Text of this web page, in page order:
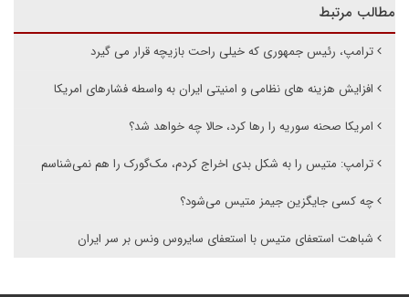
مطالب مرتبط
ترامپ، رئیس جمهوری که خیلی راحت بازیچه قرار می گیرد
افزایش هزینه های نظامی و امنیتی ایران به واسطه فشارهای امریکا
امریکا صحنه سوریه را رها کرد، حالا چه خواهد شد؟
ترامپ: متیس را به شکل بدی اخراج کردم، مک‌گورک را هم نمی‌شناسم
چه کسی جایگزین جیمز متیس می‌شود؟
شباهت استعفای متیس با استعفای سایروس ونس بر سر ایران